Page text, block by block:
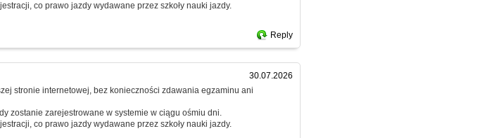
co prawo jazdy wydawane przez szkoły nauki jazdy.
Reply
30.07.2026
stronie internetowej, bez konieczności zdawania egzaminu ani
zostanie zarejestrowane w systemie w ciągu ośmiu dni.
co prawo jazdy wydawane przez szkoły nauki jazdy.